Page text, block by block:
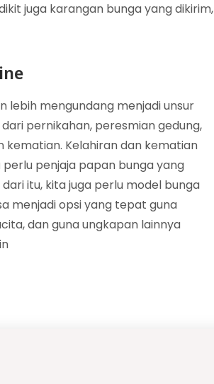
juga karangan bunga yang dikirim,
lebih mengundang menjadi unsur
pernikahan, peresmian gedung,
kematian. Kelahiran dan kematian
penjaja papan bunga yang
itu, kita juga perlu model bunga
menjadi opsi yang tepat guna
dan guna ungkapan lainnya